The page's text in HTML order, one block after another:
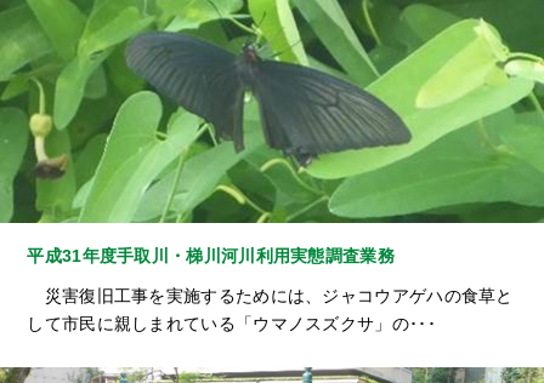
平成31年度手取川・梯川河川利用実態調査業務
災害復旧工事を実施するためには、ジャコウアゲハの食草と
して市民に親しまれている「ウマノスズクサ」の･･･